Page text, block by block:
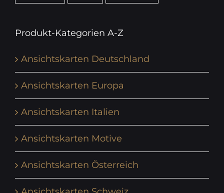
Produkt-Kategorien A-Z
Ansichtskarten Deutschland
Ansichtskarten Europa
Ansichtskarten Italien
Ansichtskarten Motive
Ansichtskarten Österreich